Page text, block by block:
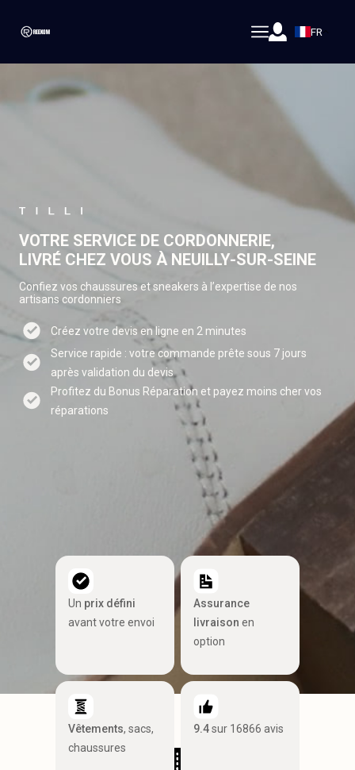
FR
VOTRE SERVICE DE CORDONNERIE,
LIVRÉ CHEZ VOUS À NEUILLY-SUR-SEINE
Confiez vos chaussures et sneakers à l’expertise de nos
artisans cordonniers
Créez votre devis en ligne en 2 minutes
Service rapide : votre commande prête sous 7 jours
après validation du devis
Profitez du Bonus Réparation et payez moins cher vos
réparations
Un prix défini
avant votre envoi
Assurance
livraison en
option
Vêtements, sacs,
chaussures
9.4sur 16866 avis